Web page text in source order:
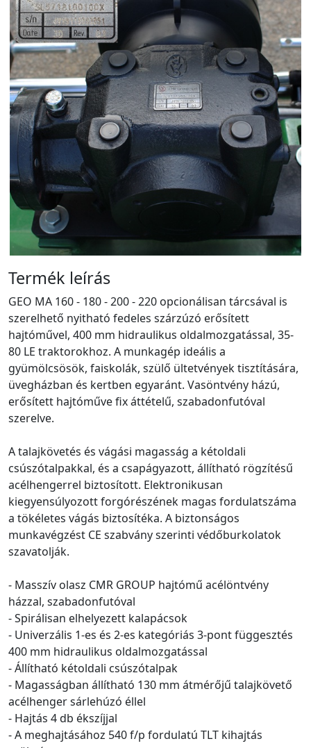
Termék leírás
GEO MA 160 - 180 - 200 - 220 opcionálisan tárcsával is
szerelhető nyitható fedeles szárzúzó erősített
hajtóművel, 400 mm hidraulikus oldalmozgatással, 35-
80 LE traktorokhoz. A munkagép ideális a
gyümölcsösök, faiskolák, szülő ültetvények tisztítására,
üvegházban és kertben egyaránt. Vasöntvény házú,
erősített hajtóműve fix áttételű, szabadonfutóval
szerelve.
A talajkövetés és vágási magasság a kétoldali
csúszótalpakkal, és a csapágyazott, állítható rögzítésű
acélhengerrel biztosított. Elektronikusan
kiegyensúlyozott forgórészének magas fordulatszáma
a tökéletes vágás biztosítéka. A biztonságos
munkavégzést CE szabvány szerinti védőburkolatok
szavatolják.
- Masszív olasz CMR GROUP hajtómű acélöntvény
házzal, szabadonfutóval
- Spirálisan elhelyezett kalapácsok
- Univerzális 1-es és 2-es kategóriás 3-pont függesztés
400 mm hidraulikus oldalmozgatással
- Állítható kétoldali csúszótalpak
- Magasságban állítható 130 mm átmérőjű talajkövető
acélhenger sárlehúzó éllel
- Hajtás 4 db ékszíjjal
- A meghajtásához 540 f/p fordulatú TLT kihajtás